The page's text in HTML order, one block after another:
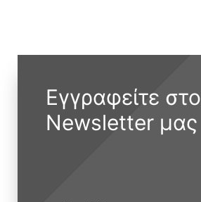
Εγγραφείτε στο
Newsletter μας